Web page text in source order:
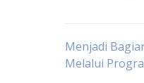
Post
Menjadi
Melalui